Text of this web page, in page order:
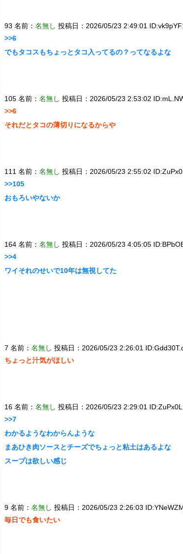
93 名前： 名無し 投稿日：2026/05/23 2:49:01
>>6
でもタコスもちょっとタコ入ってるの？ってなるよな
105 名前： 名無し 投稿日：2026/05/23 2:53:02
>>6
それだとタコの薄切りになるからや
111 名前： 名無し 投稿日：2026/05/23 2:55:02
>>105
おもろいやないか
164 名前： 名無し 投稿日：2026/05/23 4:05:05
>>4
ワイそれのせいで10年は無視してた
7 名前： 名無し 投稿日：2026/05/23 2:26:01
ちょっと汁気がほしい
16 名前： 名無し 投稿日：2026/05/23 2:29:01
>>7
わかるようなわからんような
まあひき肉ソースとチーズでちょっと粘土はあるよな
スープは欲しい感じ
9 名前： 名無し 投稿日：2026/05/23 2:26:03
毎日でも食いたい
歴史的な木星系探査機打ち上げにナマ
【ネタ】玄関ドアに貼るとセールスを
撃退できる？ あまりに“諸刃の剣”なラ
イフハックが話題にｗ